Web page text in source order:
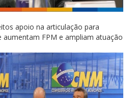
apoio na articulação para
FPM e ampliam atuação